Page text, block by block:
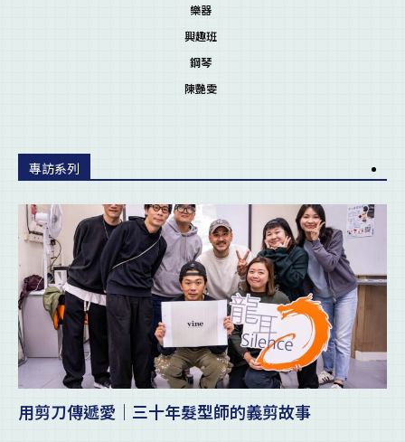
樂器
興趣班
鋼琴
陳艷雯
專訪系列
用剪刀傳遞愛｜三十年髮型師的義剪故事